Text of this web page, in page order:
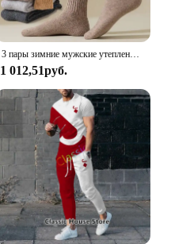
3 пары зимние мужские утепленные теплые полосатые носки из мериносовой шерсти Модные мужские зимние носки модные повседневные спортивные махровые Длинные
1 012,51руб.